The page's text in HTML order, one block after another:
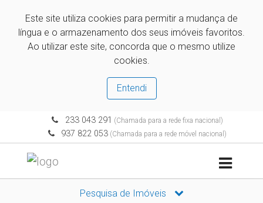
Este site utiliza cookies para permitir a mudança de
língua e o armazenamento dos seus imóveis favoritos.
Ao utilizar este site, concorda que o mesmo utilize
cookies.
Entendi
233 043 291 (Chamada para a rede fixa nacional)
937 822 053 (Chamada para a rede móvel nacional)
Pesquisa de Imóveis